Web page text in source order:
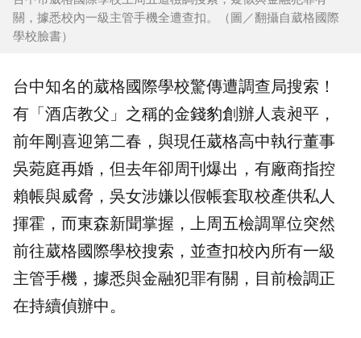
關，據悉校內一級主管手機全遭查扣。（圖／翻攝自葳格國際
學校臉書）
台中知名的葳格國際學校驚傳遭調查局搜索 ！
有「酒店教父」之稱的金錢豹創辦人袁昶平，
前年剛喜迎第二春，與現任葳格高中執行董事
吳菀庭再婚，但去年卻周刊爆出，有廠商指控
賴帳與威脅，吳女涉嫌以假帳套取校產供私人
揮霍，而東森新聞掌握，上周五檢調單位突然
前往葳格國際學校搜索，並查扣校內所有一級
主管手機，據悉與金融犯罪有關，目前檢調正
在持續偵辦中。